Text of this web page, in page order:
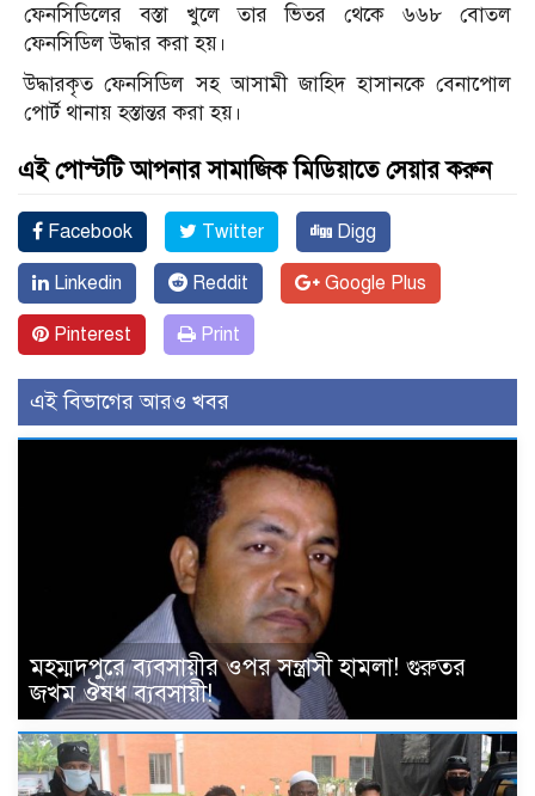
ফেনসিডিলের বস্তা খুলে তার ভিতর থেকে ৬৬৮ বোতল
ফেনসিডিল উদ্ধার করা হয়।
উদ্ধারকৃত ফেনসিডিল সহ আসামী জাহিদ হাসানকে বেনাপোল
পোর্ট থানায় হস্তান্তর করা হয়।
এই পোস্টটি আপনার সামাজিক মিডিয়াতে সেয়ার করুন
Facebook Twitter Digg
Linkedin Reddit Google Plus
Pinterest Print
এই বিভাগের আরও খবর
মহম্মদপুরে ব্যবসায়ীর ওপর সন্ত্রাসী হামলা! গুরুতর
জখম ঔষধ ব্যবসায়ী!